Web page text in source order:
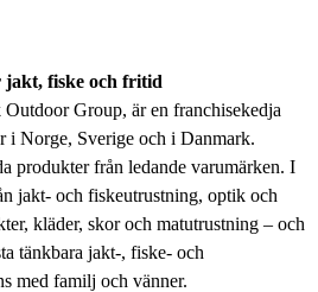
jakt, fiske och fritid
Group, är en franchisekedja
i Norge, Sverige och i Danmark.
produkter från ledande varumärken. I
jakt- och fiskeutrustning, optik och
kläder, skor och matutrustning – och
tänkbara jakt-, fiske- och
med familj och vänner.